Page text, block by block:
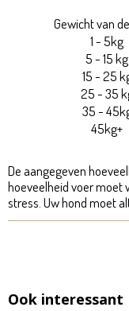
Gewicht van
1 - 5kg
5 - 15 kg
15 - 25
25 - 35
35 -
45kg+
De aangegeven
hoeveelheid voer moet
stress. Uw hond moet
Ook interessant